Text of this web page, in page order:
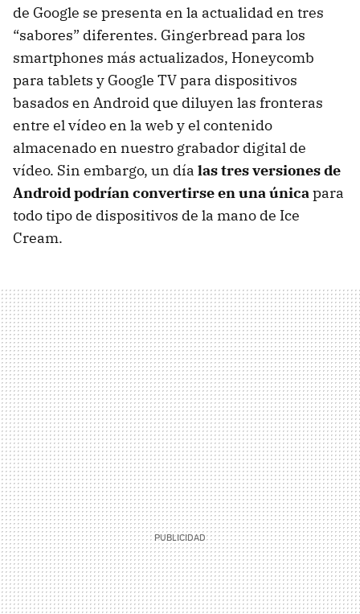
de Google se presenta en la actualidad en tres
“sabores” diferentes. Gingerbread para los
smartphones más actualizados, Honeycomb
para tablets y Google TV para dispositivos
basados en Android que diluyen las fronteras
entre el vídeo en la web y el contenido
almacenado en nuestro grabador digital de
vídeo. Sin embargo, un día las tres versiones de
Android podrían convertirse en una únicapara
todo tipo de dispositivos de la mano de Ice
Cream.